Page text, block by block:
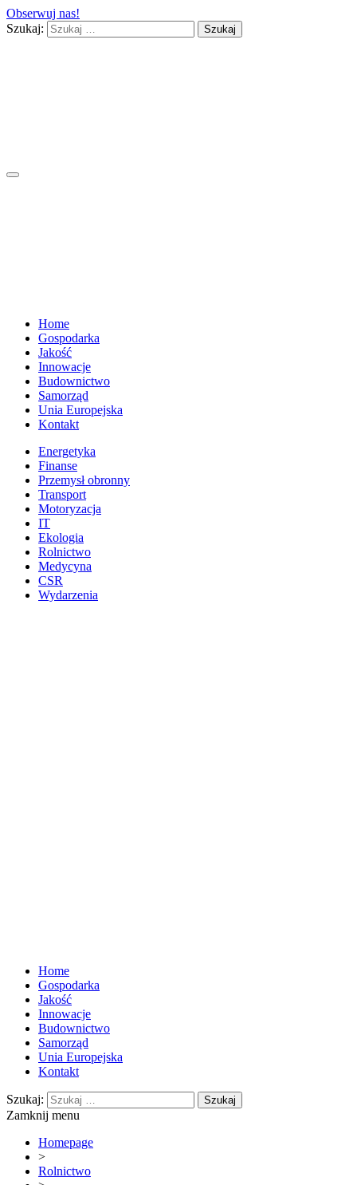
Obserwuj nas!
Szukaj:
Home
Gospodarka
Jakość
Innowacje
Budownictwo
Samorząd
Unia Europejska
Kontakt
Energetyka
Finanse
Przemysł obronny
Transport
Motoryzacja
IT
Ekologia
Rolnictwo
Medycyna
CSR
Wydarzenia
Home
Gospodarka
Jakość
Innowacje
Budownictwo
Samorząd
Unia Europejska
Kontakt
Szukaj:
Zamknij menu
Homepage
>
Rolnictwo